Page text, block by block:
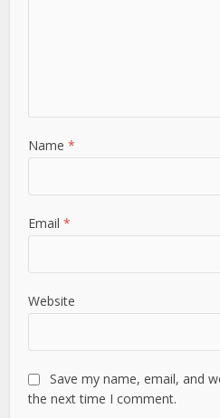
Name*
Email*
Website
Save my name, email, and
the next time I comment.